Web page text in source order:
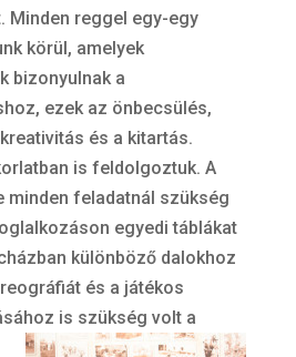
Minden reggel egy-egy
körül, amelyek
bizonyulnak a
ezek az önbecsülés,
és a kitartás.
is feldolgoztuk. A
minden feladatnál szükség
egyedi táblákat
különböző dalokhoz
és a játékos
is szükség volt a